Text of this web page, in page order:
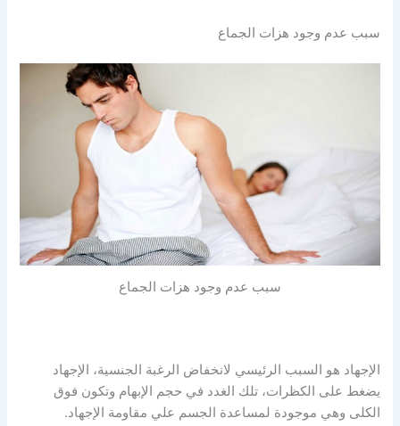
سبب عدم وجود هزات الجماع
سبب عدم وجود هزات الجماع
الإجهاد هو السبب الرئيسي لانخفاض الرغبة الجنسية، الإجهاد
يضغط على الكظرات، تلك الغدد في حجم الإبهام وتكون فوق
الكلى وهي موجودة لمساعدة الجسم علي مقاومة الإجهاد.